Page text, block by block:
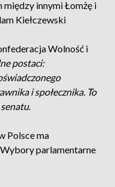
innymi Łomżę i
Kiełczewski
Wolność i
postaci:
i społecznika. To
.
Polsce ma
parlamentarne